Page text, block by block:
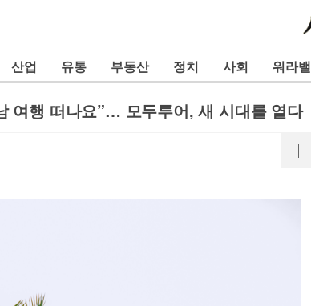
산업 유통 부동산 정치 사회 워라밸
여행 떠나요”… 모두투어, 새 시대를 열다